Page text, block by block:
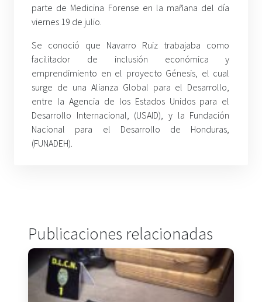
parte de Medicina Forense en la mañana del día
viernes 19 de julio.
Se conoció que Navarro Ruiz trabajaba como
facilitador de inclusión económica y
emprendimiento en el proyecto Génesis, el cual
surge de una Alianza Global para el Desarrollo,
entre la Agencia de los Estados Unidos para el
Desarrollo Internacional, (USAID), y la Fundación
Nacional para el Desarrollo de Honduras,
(FUNADEH).
Publicaciones relacionadas